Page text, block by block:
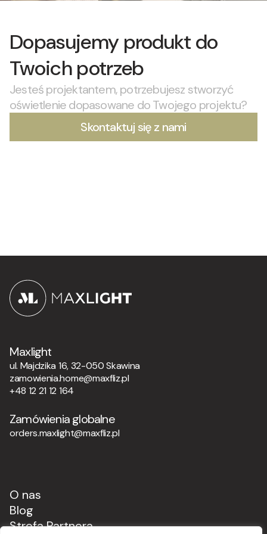
Dopasujemy produkt do
Twoich potrzeb
Jesteś projektantem, potrzebujesz stworzyć
oświetlenie dopasowane do Twojego projektu?
Skontaktuj się z nami
Maxlight
ul. Majdzika 16, 32-050 Skawina
zamowienia.home@maxfliz.pl
+48 12 21 12 164
Zamówienia globalne
orders.maxlight@maxfliz.pl
O nas
Blog
Strefa Partnera